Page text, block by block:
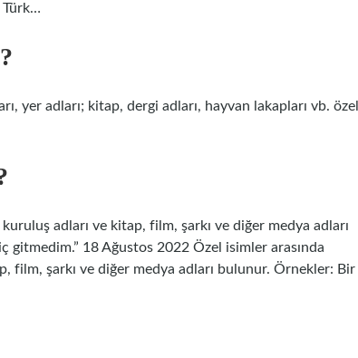
Türk…
yer adları; kitap, dergi adları, hayvan lakapları vb. özel
adları ve kitap, film, şarkı ve diğer medya adları
gitmedim.” 18 Ağustos 2022 Özel isimler arasında
film, şarkı ve diğer medya adları bulunur. Örnekler: Bir